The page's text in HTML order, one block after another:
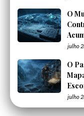
O
julho
O
julho